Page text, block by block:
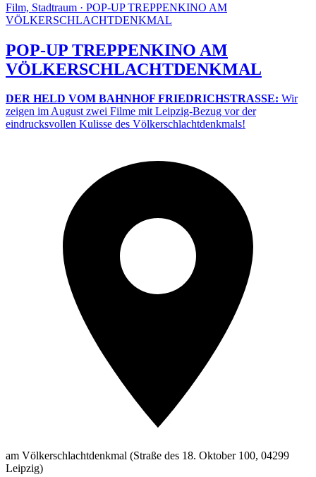
Film, Stadtraum · POP-UP TREPPENKINO AM
VÖLKERSCHLACHTDENKMAL
POP-UP TREPPENKINO AM
VÖLKERSCHLACHTDENKMAL
DER HELD VOM BAHNHOF FRIEDRICHSTRASSE: Wir
zeigen im August zwei Filme mit Leipzig-Bezug vor der
eindrucksvollen Kulisse des Völkerschlachtdenkmals!
am Völkerschlachtdenkmal (Straße des 18. Oktober 100, 04299
Leipzig)